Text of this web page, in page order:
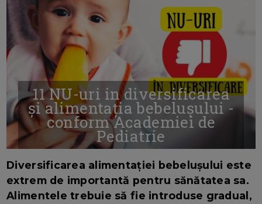
11 NU-uri in diversificarea
și alimentația bebelușului -
conform Academiei de
Pediatrie
Diversificarea alimentației bebelușului este
extrem de importantă pentru sănătatea sa.
Alimentele trebuie să fie introduse gradual,